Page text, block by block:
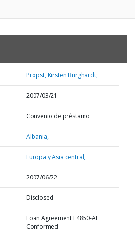
Propst, Kirsten Burghardt;
2007/03/21
Convenio de préstamo
Albania,
Europa y Asia central,
2007/06/22
Disclosed
Loan Agreement L4850-AL
Conformed